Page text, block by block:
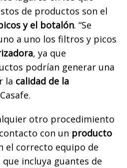
de productos son el
y el botalón. “Se
a uno los filtros y picos
, ya que
podrían generar una
la calidad de la
otro procedimiento
con un producto
el correcto equipo de
incluya guantes de